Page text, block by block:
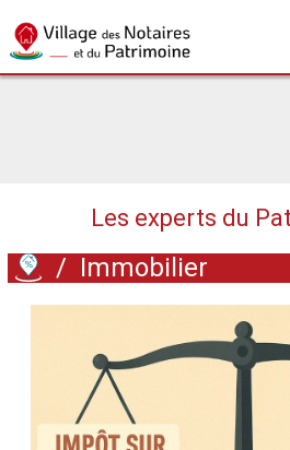
Les experts du
/ Immobilier